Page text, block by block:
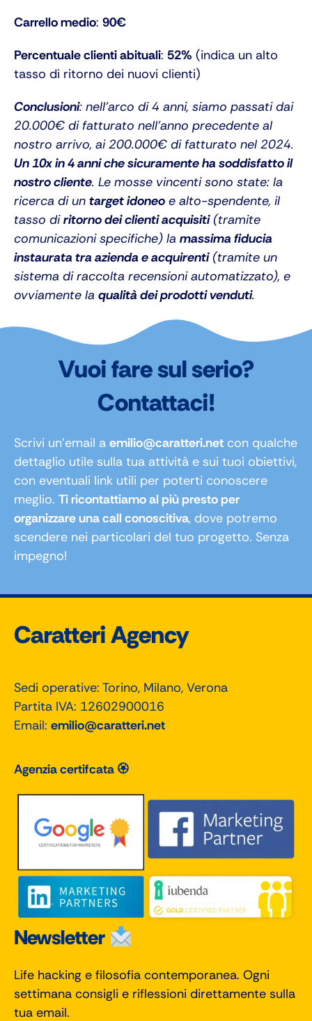
Carrello medio: 90€
Percentuale clienti abituali: 52% (indica un alto
tasso di ritorno dei nuovi clienti)
Conclusioni: nell’arco di 4 anni, siamo passati dai
20.000€ di fatturato nell’anno precedente al
nostro arrivo, ai 200.000€ di fatturato nel 2024.
Un 10x in 4 anni che sicuramente ha soddisfatto il
nostro cliente. Le mosse vincenti sono state: la
ricerca di un target idoneo e alto-spendente, il
tasso diritorno dei clienti acquisiti(tramite
comunicazioni specifiche) la massima fiducia
instaurata tra azienda e acquirenti(tramite un
sistema di raccolta recensioni automatizzato), e
ovviamente la qualità dei prodotti venduti.
Vuoi fare sul serio?
Contattaci!
Scrivi un’email a emilio@caratteri.net con qualche
dettaglio utile sulla tua attività e sui tuoi obiettivi,
con eventuali link utili per poterti conoscere
meglio. Ti ricontattiamo al più presto per
organizzare una call conoscitiva, dove potremo
scendere nei particolari del tuo progetto. Senza
impegno!
Caratteri Agency
Sedi operative: Torino, Milano, Verona
Partita IVA: 12602900016
Email: emilio@caratteri.net
Agenzia certifcata 🏵
Newsletter
Life hacking e filosofia contemporanea. Ogni
settimana consigli e riflessioni direttamente sulla
tua email.